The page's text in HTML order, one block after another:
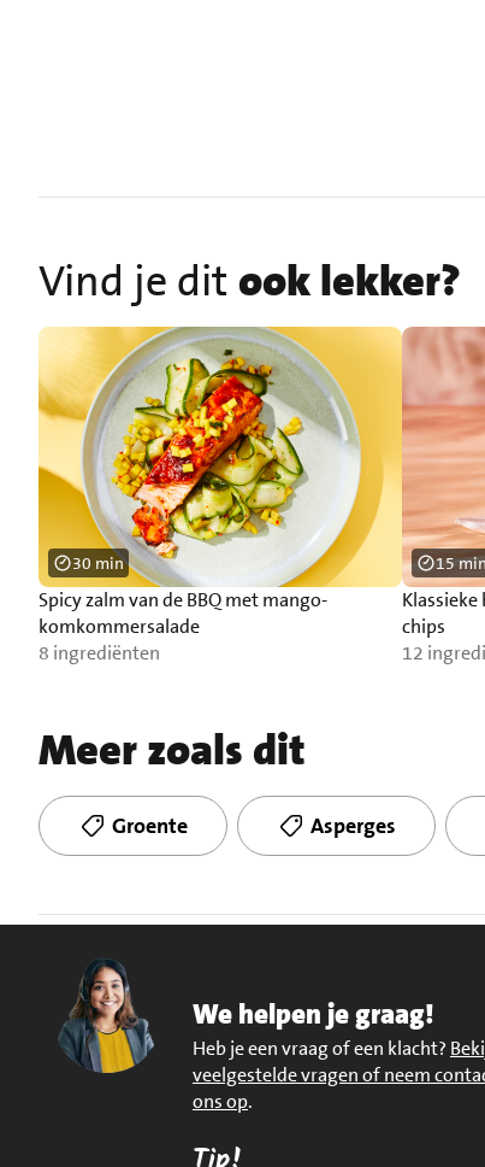
Vind je ditook lekker?
Spicy zalm van de BBQ met mango-
komkommersalade
8 ingrediënten
30 min
chips
12
15 min
Meer zoals dit
Groente Asperges
We helpen je graag!
Heb je een vraag of een klacht?
veelgestelde vragen of neem
ons op.